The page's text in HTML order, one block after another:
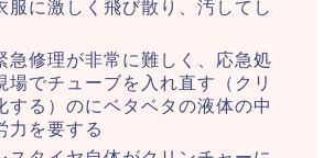
服に激しく飛び散り、汚してし
急修理が非常に難しく、応急処
場でチューブを入れ直す（クリ
する）のにベタベタの液体の中
力を要する